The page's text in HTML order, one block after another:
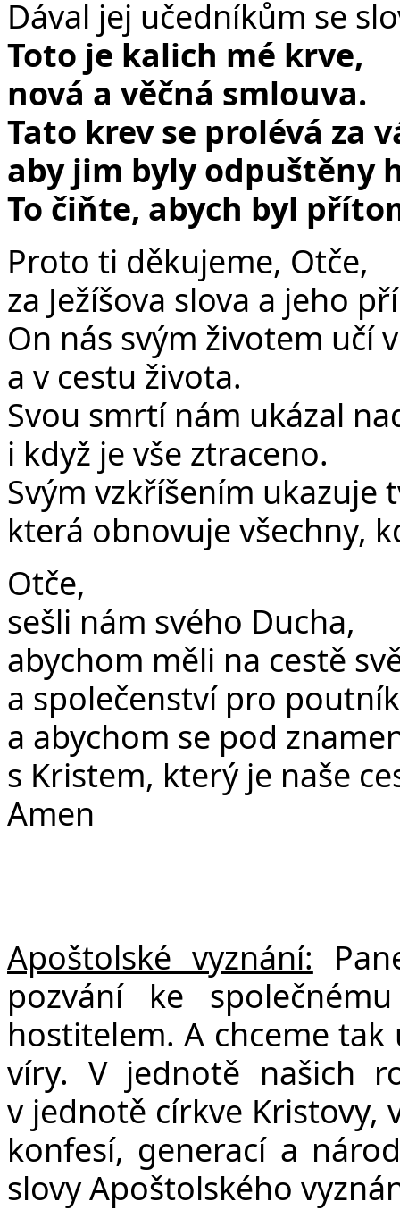
Dával jej učedníkům se
Toto je kalich mé krve,
nová a věčná smlouva.
Tato krev se prolévá za
aby jim byly odpuštěny
To čiňte, abych byl
Proto ti děkujeme, Otče,
za Ježíšova slova a jeho
On nás svým životem učí
a v cestu života.
Svou smrtí nám ukázal
i když je vše ztraceno.
Svým vzkříšením ukazuje
která obnovuje všechny,
Otče,
sešli nám svého Ducha,
abychom měli na cestě
a společenství pro
a abychom se pod
s Kristem, který je naše
Amen
Apoštolské vyznání:
pozvání ke
hostitelem. A chceme
víry. V jednotě našich
v jednotě církve Kristovy,
konfesí, generací a
slovy Apoštolského